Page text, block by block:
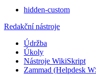
hidden-custom
Redakční nástroje
Údržba
Úkoly
Nástroje WikiSkript
Zammad (Helpdesk